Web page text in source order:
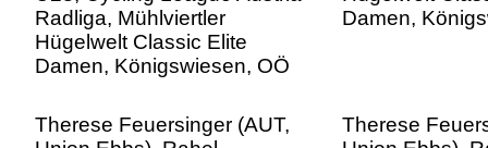
Therese Feuersinger (AUT,
Therese